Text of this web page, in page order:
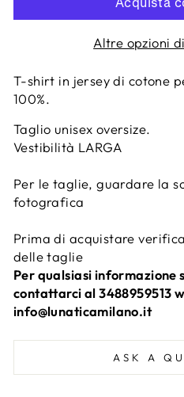
Altre opzioni
T-shirt in jersey di cotone
100%.
Taglio unisex oversize.
Vestibilità LARGA
Per le taglie, guardare la
fotografica
Prima di acquistare
delle taglie
Per qualsiasi informazione
contattarci al 3488959513
info@lunaticamilano.it
ASK A